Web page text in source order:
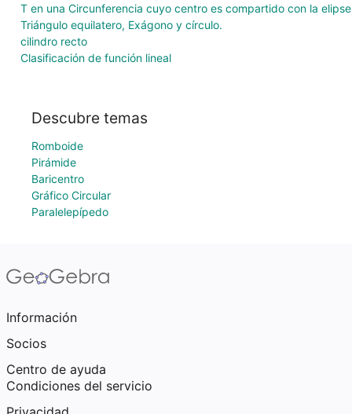
T en una Circunferencia cuyo centro es compartido con la elipse
Triángulo equilatero, Exágono y círculo.
cilindro recto
Clasificación de función lineal
Descubre temas
Romboide
Pirámide
Baricentro
Gráfico Circular
Paralelepípedo
Información
Socios
Centro de ayuda
Condiciones del servicio